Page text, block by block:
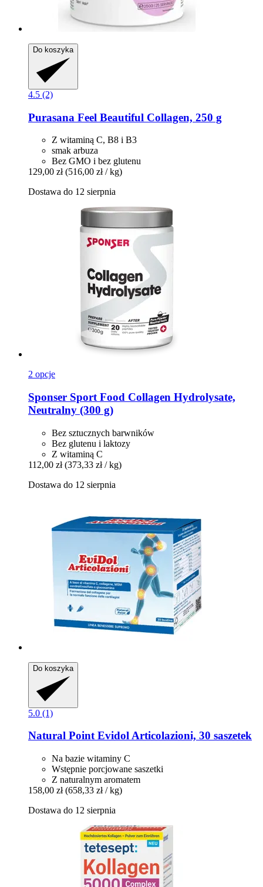
Do koszyka
4.5 (2)
Purasana Feel Beautiful Collagen, 250 g
Z witaminą C, B8 i B3
smak arbuza
Bez GMO i bez glutenu
129,00 zł (516,00 zł / kg)
Dostawa do 12 sierpnia
2 opcje
Sponser Sport Food Collagen Hydrolysate,
Neutralny (300 g)
Bez sztucznych barwników
Bez glutenu i laktozy
Z witaminą C
112,00 zł (373,33 zł / kg)
Dostawa do 12 sierpnia
Do koszyka
5.0 (1)
Natural PointEvidol Articolazioni, 30 saszetek
Na bazie witaminy C
Wstępnie porcjowane saszetki
Z naturalnym aromatem
158,00 zł (658,33 zł / kg)
Dostawa do 12 sierpnia